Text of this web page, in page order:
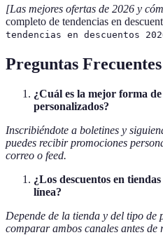
[Las mejores ofertas de 2026 y
completo de tendencias en
tendencias en descuentos
Preguntas Frecuentes
¿Cuál es la mejor forma
personalizados?
Inscribiéndote a boletines y
puedes recibir promociones
correo o feed.
¿Los descuentos en
línea?
Depende de la tienda y del tipo de
comparar ambos canales antes de